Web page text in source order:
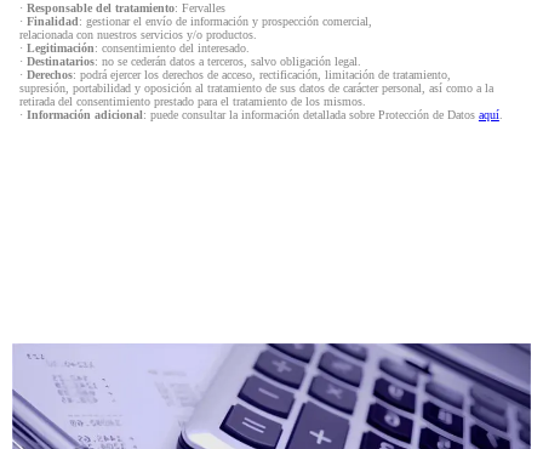
· Responsable del tratamiento: Fervalles
· Finalidad: gestionar el envío de información y prospección comercial,
relacionada con nuestros servicios y/o productos.
· Legitimación: consentimiento del interesado.
· Destinatarios: no se cederán datos a terceros, salvo obligación legal.
· Derechos: podrá ejercer los derechos de acceso, rectificación, limitación de tratamiento,
supresión, portabilidad y oposición al tratamiento de sus datos de carácter personal, así como a la
retirada del consentimiento prestado para el tratamiento de los mismos.
· Información adicional: puede consultar la información detallada sobre Protección de Datos aquí.